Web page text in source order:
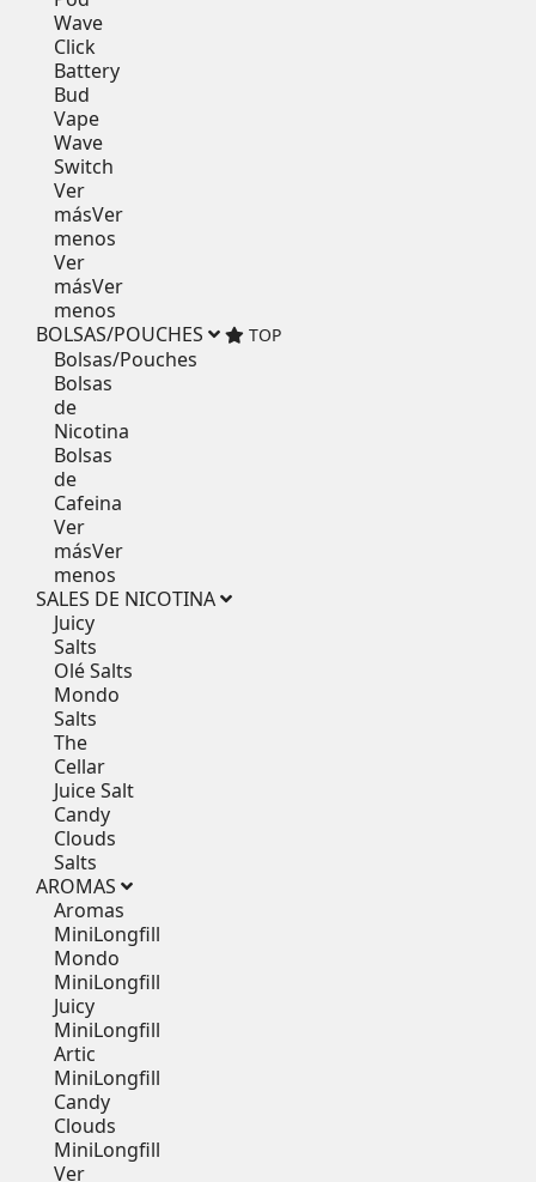
Wave
Click
Battery
Bud
Vape
Wave
Switch
Ver
másVer
menos
Ver
másVer
menos
BOLSAS/POUCHES TOP
Bolsas/Pouches
Bolsas
de
Nicotina
Bolsas
de
Cafeina
Ver
másVer
menos
SALES DE NICOTINA
Juicy
Salts
Olé Salts
Mondo
Salts
The
Cellar
Juice Salt
Candy
Clouds
Salts
AROMAS
Aromas
MiniLongfill
Mondo
MiniLongfill
Juicy
MiniLongfill
Artic
MiniLongfill
Candy
Clouds
MiniLongfill
Ver